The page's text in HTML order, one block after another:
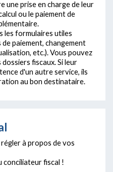
une prise en charge de leur
ou le paiement de
les formulaires utiles
paiement, changement
etc.). Vous pouvez
fiscaux. Si leur
d'un autre service, ils
au bon destinataire.
à propos de vos
conciliateur fiscal !